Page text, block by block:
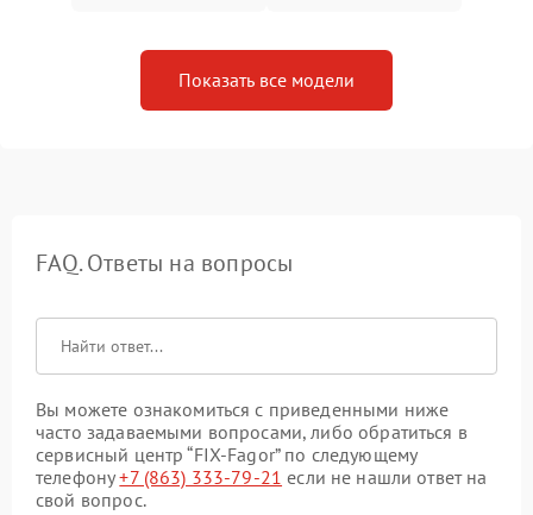
Показать все модели
FAQ. Ответы на вопросы
Вы можете ознакомиться с приведенными ниже
часто задаваемыми вопросами, либо обратиться в
сервисный центр “FIX-Fagor” по следующему
телефону+7 (863) 333-79-21 если не нашли ответ на
свой вопрос.